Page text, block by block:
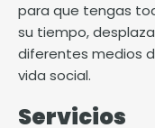
para que tengas
su tiempo,
diferentes medios
vida social.
Servicios